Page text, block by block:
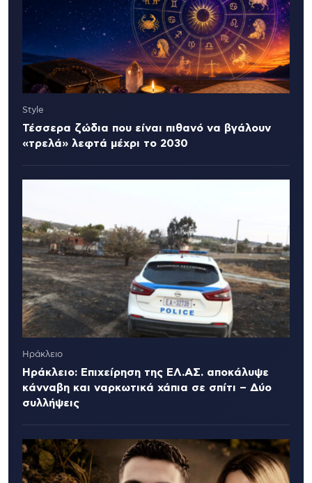
Style
Τέσσερα ζώδια που είναι πιθανό να βγάλουν
«τρελά» λεφτά μέχρι το 2030
Ηράκλειο
Ηράκλειο: Επιχείρηση της ΕΛ.ΑΣ. αποκάλυψε
κάνναβη και ναρκωτικά χάπια σε σπίτι – Δύο
συλλήψεις